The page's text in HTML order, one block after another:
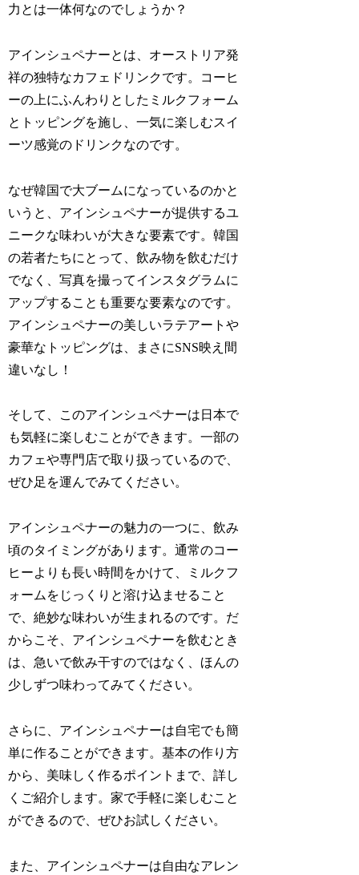
力とは一体何なのでしょうか？
アインシュペナーとは、オーストリア発
祥の独特なカフェドリンクです。コーヒ
ーの上にふんわりとしたミルクフォーム
とトッピングを施し、一気に楽しむスイ
ーツ感覚のドリンクなのです。
なぜ韓国で大ブームになっているのかと
いうと、アインシュペナーが提供するユ
ニークな味わいが大きな要素です。韓国
の若者たちにとって、飲み物を飲むだけ
でなく、写真を撮ってインスタグラムに
アップすることも重要な要素なのです。
アインシュペナーの美しいラテアートや
豪華なトッピングは、まさにSNS映え間
違いなし！
そして、このアインシュペナーは日本で
も気軽に楽しむことができます。一部の
カフェや専門店で取り扱っているので、
ぜひ足を運んでみてください。
アインシュペナーの魅力の一つに、飲み
頃のタイミングがあります。通常のコー
ヒーよりも長い時間をかけて、ミルクフ
ォームをじっくりと溶け込ませること
で、絶妙な味わいが生まれるのです。だ
からこそ、アインシュペナーを飲むとき
は、急いで飲み干すのではなく、ほんの
少しずつ味わってみてください。
さらに、アインシュペナーは自宅でも簡
単に作ることができます。基本の作り方
から、美味しく作るポイントまで、詳し
くご紹介します。家で手軽に楽しむこと
ができるので、ぜひお試しください。
また、アインシュペナーは自由なアレン